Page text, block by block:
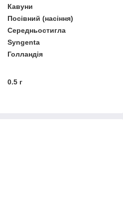
Кавуни
Посівний (насіння)
Середньостигла
Syngenta
Голландія
0.5 г